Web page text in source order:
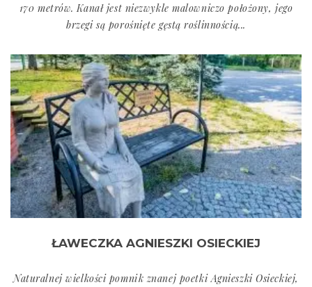
170 metrów. Kanał jest niezwykle malowniczo położony, jego
brzegi są porośnięte gęstą roślinnością...
ŁAWECZKA AGNIESZKI OSIECKIEJ
Naturalnej wielkości pomnik znanej poetki Agnieszki Osieckiej,